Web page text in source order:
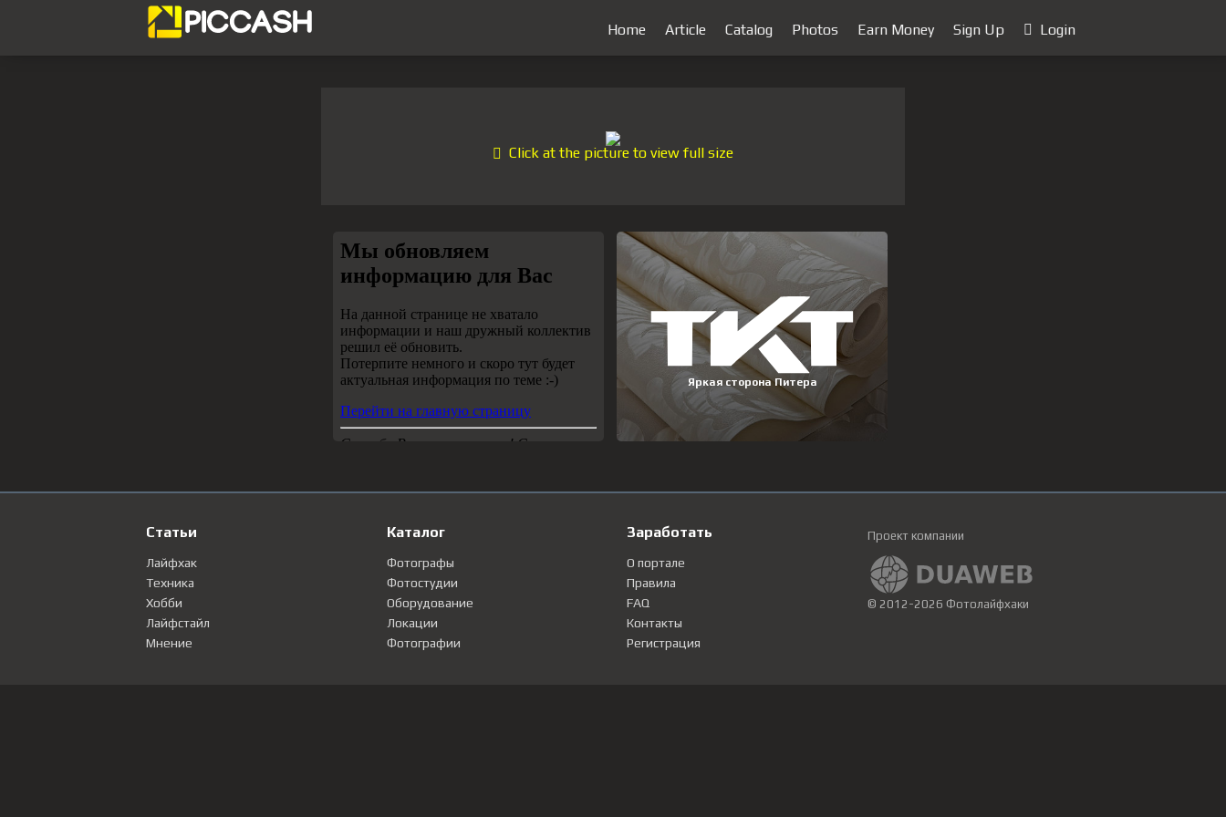
Home Article Catalog Photos Earn Money Sign Up Login
Click at the picture to view full size
Статьи
Лайфхак
Техника
Хобби
Лайфстайл
Мнение
Каталог
Фотографы
Фотостудии
Оборудование
Локации
Фотографии
Заработать
О портале
Правила
FAQ
Контакты
Регистрация
Проект компании
© 2012-2026 Фотолайфхаки